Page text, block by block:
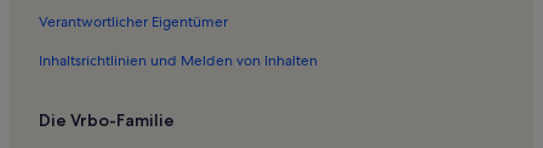
Ferienwohnungen in Gottesgabe
Ferienwohnungen in Kloster Zarrentin
Ferienwohnungen in Rieps
Verantwortlicher Eigentümer
Inhaltsrichtlinien und Melden von Inhalten
Die Vrbo-Familie